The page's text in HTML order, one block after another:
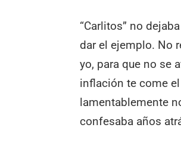
“Carlitos” no
dar el ejemplo. No
yo, para que no se
inflación te come
lamentablemente
confesaba años